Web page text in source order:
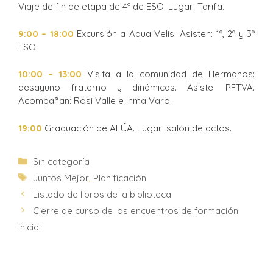
Viaje de fin de etapa de 4º de ESO. Lugar: Tarifa.
9:00 – 18:00 Excursión a Aqua Velis. Asisten: 1º, 2º y 3º
ESO.
10:00 – 13:00 Visita a la comunidad de Hermanos:
desayuno fraterno y dinámicas. Asiste: PFTVA.
Acompañan: Rosi Valle e Inma Varo.
19:00 Graduación de ALÚA. Lugar: salón de actos.
Sin categoría
Juntos Mejor Planificación
Listado de libros de la biblioteca
Cierre de curso de los encuentros de formación
inicial